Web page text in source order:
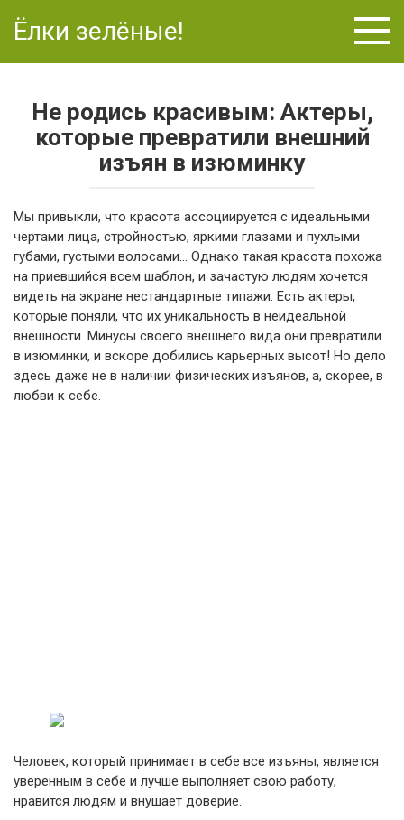
Ёлки зелёные!
Не родись красивым: Актеры,
которые превратили внешний
изъян в изюминку
Мы привыкли, что красота ассоциируется с идеальными
чертами лица, стройностью, яркими глазами и пухлыми
губами, густыми волосами… Однако такая красота похожа
на приевшийся всем шаблон, и зачастую людям хочется
видеть на экране нестандартные типажи. Есть актеры,
которые поняли, что их уникальность в неидеальной
внешности. Минусы своего внешнего вида они превратили
в изюминки, и вскоре добились карьерных высот! Но дело
здесь даже не в наличии физических изъянов, а, скорее, в
любви к себе.
Человек, который принимает в себе все изъяны, является
уверенным в себе и лучше выполняет свою работу,
нравится людям и внушает доверие.